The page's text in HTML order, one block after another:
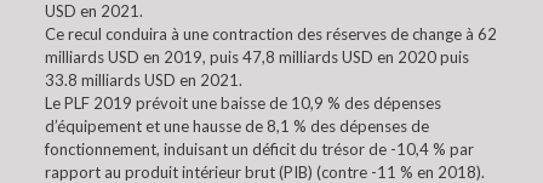
USD en 2021.
Ce recul conduira à une contraction des réserves de change à 62
milliards USD en 2019, puis 47,8 milliards USD en 2020 puis
33.8 milliards USD en 2021.
Le PLF 2019 prévoit une baisse de 10,9 % des dépenses
d’équipement et une hausse de 8,1 % des dépenses de
fonctionnement, induisant un déficit du trésor de -10,4 % par
rapport au produit intérieur brut (PIB) (contre -11 % en 2018).